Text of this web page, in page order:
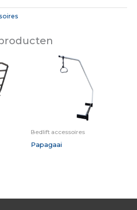
Bedlift accessoires
Papagaai